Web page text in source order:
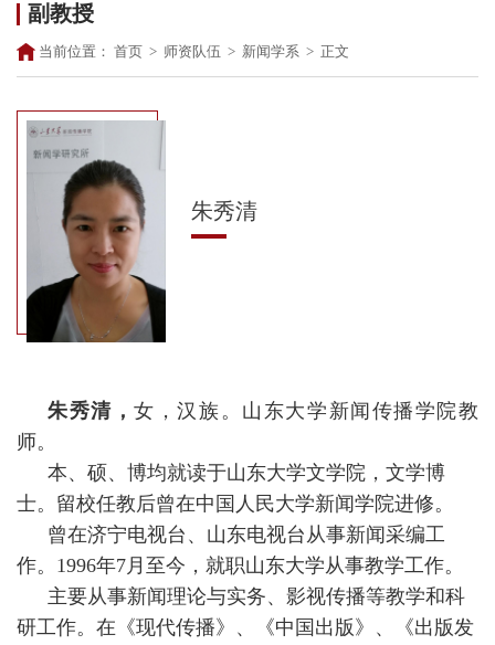
副教授
当前位置： 首页 > 师资队伍 > 新闻学系 > 正文
朱秀清
朱秀清，女，汉族。山东大学新闻传播学院教
师。
本、硕、博均就读于山东大学文学院，文学博
士。留校任教后曾在中国人民大学新闻学院进修。
曾在济宁电视台、山东电视台从事新闻采编工
作。1996年7月至今，就职山东大学从事教学工作。
主要从事新闻理论与实务、影视传播等教学和科
研工作。在《现代传播》、《中国出版》、《出版发